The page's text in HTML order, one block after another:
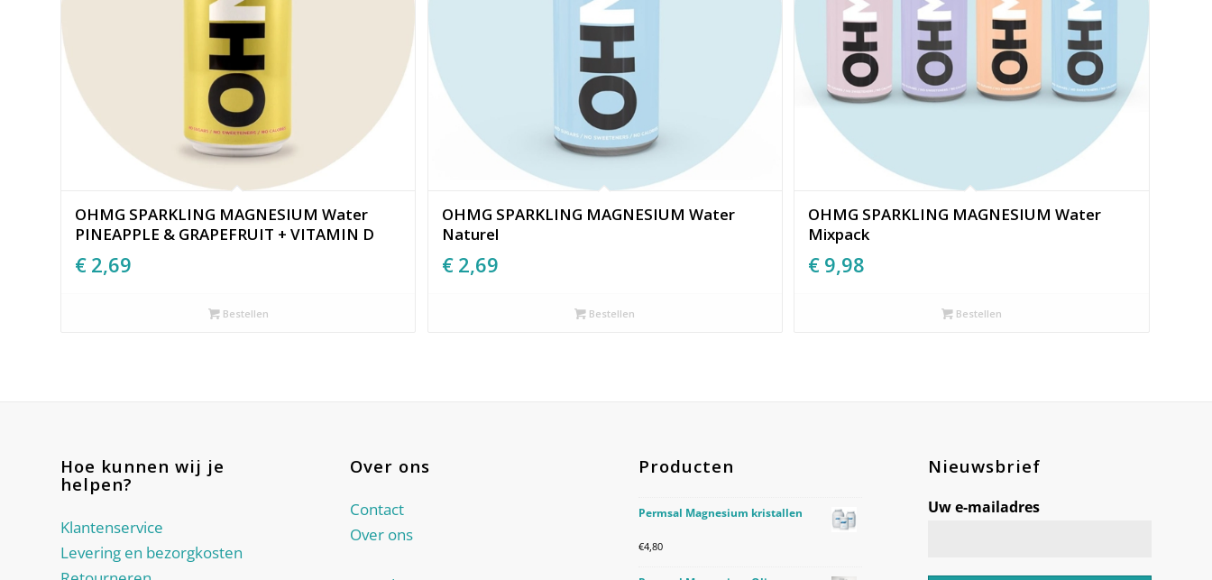
OHMG SPARKLING MAGNESIUM Water
PINEAPPLE & GRAPEFRUIT + VITAMIN D
€ 2,69
Bestellen
OHMG SPARKLING MAGNESIUM Water
Naturel
€ 2,69
Bestellen
OHMG SPARKLING MAGNESIUM Water
Mixpack
€ 9,98
Bestellen
Hoe kunnen wij je
helpen?
Klantenservice
Levering en bezorgkosten
Over ons
Contact
Over ons
Producten
Permsal Magnesium kristallen
€4,80
Nieuwsbrief
Uw e-mailadres